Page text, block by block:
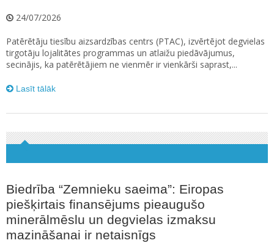
24/07/2026
Patērētāju tiesību aizsardzības centrs (PTAC), izvērtējot degvielas
tirgotāju lojalitātes programmas un atlaižu piedāvājumus,
secinājis, ka patērētājiem ne vienmēr ir vienkārši saprast,...
Lasīt tālāk
Biedrība “Zemnieku saeima”: Eiropas
piešķirtais finansējums pieaugušo
minerālmēslu un degvielas izmaksu
mazināšanai ir netaisnīgs